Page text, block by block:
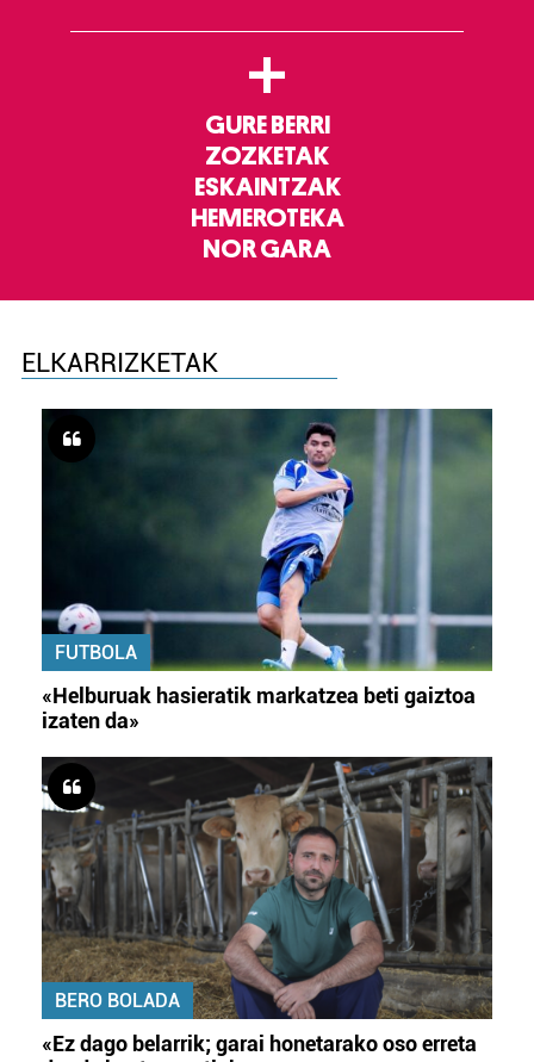
+
GURE BERRI
ZOZKETAK
ESKAINTZAK
HEMEROTEKA
NOR GARA
ELKARRIZKETAK
FUTBOLA
«Helburuak hasieratik markatzea beti gaiztoa
izaten da»
BERO BOLADA
«Ez dago belarrik; garai honetarako oso erreta